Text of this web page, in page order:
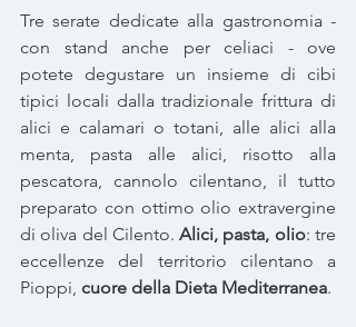
Tre serate dedicate alla gastronomia -
con stand anche per celiaci - ove
potete degustare un insieme di cibi
tipici locali dalla tradizionale frittura di
alici e calamari o totani, alle alici alla
menta, pasta alle alici, risotto alla
pescatora, cannolo cilentano, il tutto
preparato con ottimo olio extravergine
di oliva del Cilento. Alici, pasta, olio: tre
eccellenze del territorio cilentano a
Pioppi, cuore della Dieta Mediterranea.